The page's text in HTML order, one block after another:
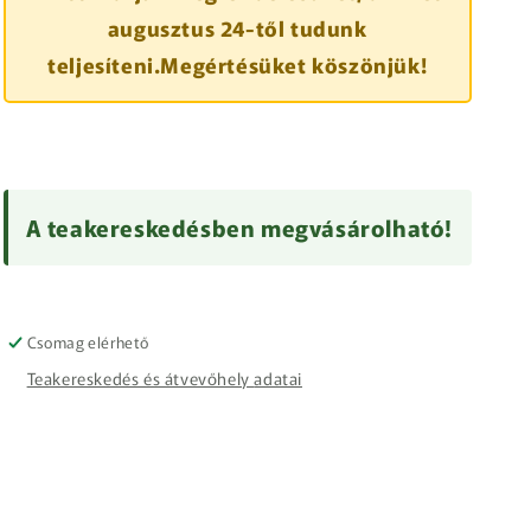
augusztus 24-től tudunk
teljesíteni.Megértésüket köszönjük!
A teakereskedésben megvásárolható!
Csomag elérhető
Teakereskedés és átvevőhely adatai